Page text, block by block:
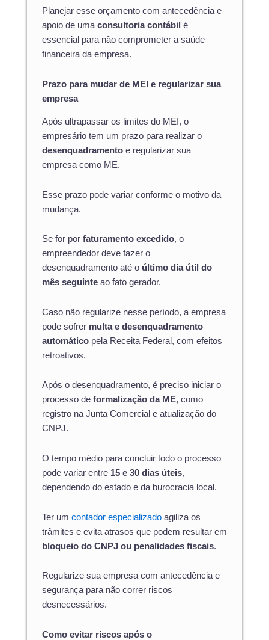
Planejar esse orçamento com antecedência e
apoio de umaconsultoria contábil é
essencial para não comprometer a saúde
financeira da empresa.
Prazo para mudar de MEI e regularizar sua
empresa
Após ultrapassar os limites do MEI, o
empresário tem um prazo para realizar o
desenquadramento e regularizar sua
empresa como ME.
Esse prazo pode variar conforme o motivo da
mudança.
Se for por faturamento excedido, o
empreendedor deve fazer o
desenquadramento até o último dia útil do
mês seguinte ao fato gerador.
Caso não regularize nesse período, a empresa
pode sofrer multa e desenquadramento
automático pela Receita Federal, com efeitos
retroativos.
Após o desenquadramento, é preciso iniciar o
processo de formalização da ME, como
registro na Junta Comercial e atualização do
CNPJ.
O tempo médio para concluir todo o processo
pode variar entre 15 e 30 dias úteis,
dependendo do estado e da burocracia local.
Ter um contador especializado agiliza os
trâmites e evita atrasos que podem resultar em
bloqueio do CNPJ ou penalidades fiscais.
Regularize sua empresa com antecedência e
segurança para não correr riscos
desnecessários.
Como evitar riscos após o